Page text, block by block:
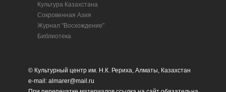
Культура Казахстана
Сокровенная Азия
Журнал "Восхождение"
Библиотека
© Культурный центр им. Н.К. Рериха, Алматы, Казахстан
e-mail: almarer@mail.ru